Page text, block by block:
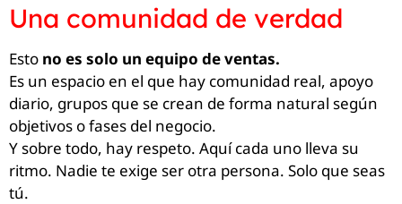
Una comunidad de verdad
Esto no es solo un equipo de ventas.
Es un espacio en el que hay comunidad real, apoyo
diario, grupos que se crean de forma natural según
objetivos o fases del negocio.
Y sobre todo, hay respeto. Aquí cada uno lleva su
ritmo. Nadie te exige ser otra persona. Solo que seas
tú.